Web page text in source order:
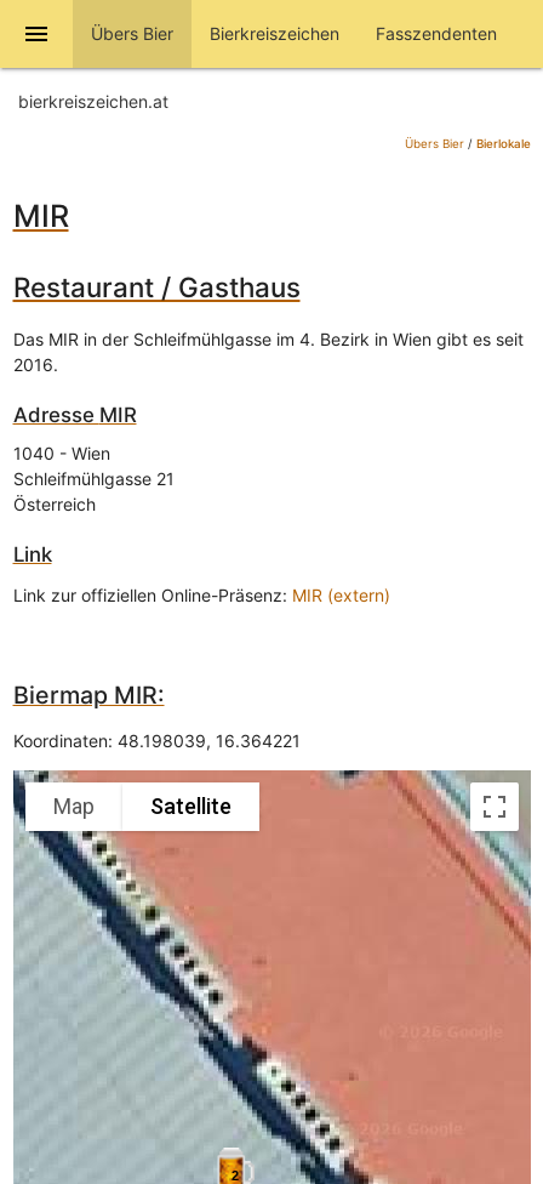
menu Übers Bier Bierkreiszeichen Fasszendenten
bierkreiszeichen.at
Übers Bier/ Bierlokale
MIR
Restaurant / Gasthaus
Das MIR in der Schleifmühlgasse im 4. Bezirk in Wien gibt es seit
2016.
Adresse MIR
1040 - Wien
Schleifmühlgasse 21
Österreich
Link
Link zur offiziellen Online-Präsenz: MIR (extern)
Biermap MIR:
Koordinaten: 48.198039, 16.364221
2
Map Satellite